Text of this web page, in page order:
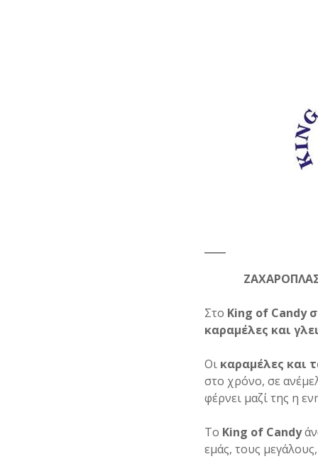
Στο Κing of Candy
καραμέλες και
Οι καραμέλες και
στο χρόνο, σε
φέρνει μαζί της η
Το King of Candy
εμάς, τους